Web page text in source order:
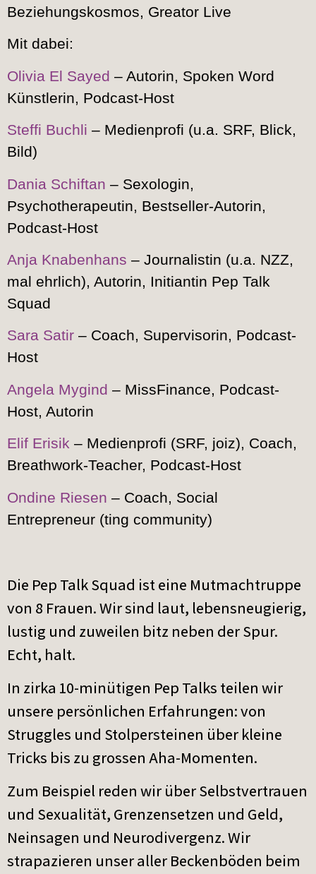
Beziehungskosmos, Greator Live
Mit dabei:
Olivia El Sayed – Autorin, Spoken Word
Künstlerin, Podcast-Host
Steffi Buchli – Medienprofi (u.a. SRF, Blick,
Bild)
Dania Schiftan – Sexologin,
Psychotherapeutin, Bestseller-Autorin,
Podcast-Host
Anja Knabenhans – Journalistin (u.a. NZZ,
mal ehrlich), Autorin, Initiantin Pep Talk
Squad
Sara Satir – Coach, Supervisorin, Podcast-
Host
Angela Mygind – MissFinance, Podcast-
Host, Autorin
Elif Erisik – Medienprofi (SRF, joiz), Coach,
Breathwork-Teacher, Podcast-Host
Ondine Riesen – Coach, Social
Entrepreneur (ting community)
Die Pep Talk Squad ist eine Mutmachtruppe
von 8 Frauen. Wir sind laut, lebensneugierig,
lustig und zuweilen bitz neben der Spur.
Echt, halt.
In zirka 10-minütigen Pep Talks teilen wir
unsere persönlichen Erfahrungen: von
Struggles und Stolpersteinen über kleine
Tricks bis zu grossen Aha-Momenten.
Zum Beispiel reden wir über Selbstvertrauen
und Sexualität, Grenzensetzen und Geld,
Neinsagen und Neurodivergenz. Wir
strapazieren unser aller Beckenböden beim